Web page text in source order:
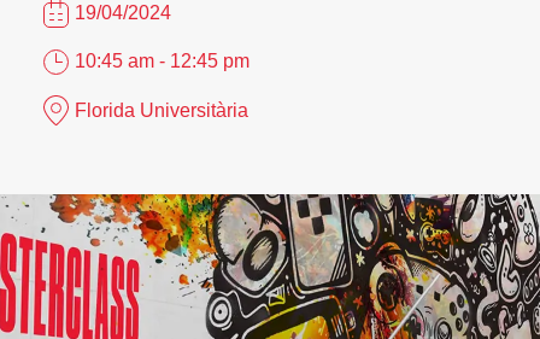
19/04/2024
10:45 am - 12:45 pm
Florida Universitària